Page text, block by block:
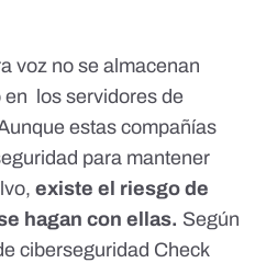
voz no se almacenan
los servidores de
estas compañías
para mantener
existe el riesgo de
hagan con ellas. Según
ciberseguridad Check